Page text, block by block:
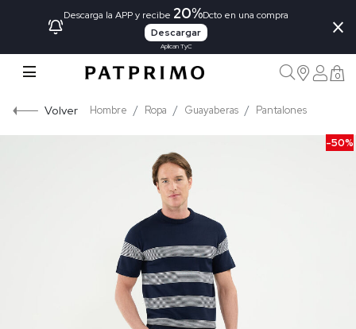
Descarga la APP y recibe 20%Dcto en una compra
Descargar
Aplican TyC
×
0
Volver Hombre Ropa Guayaberas Pantalones
-50%